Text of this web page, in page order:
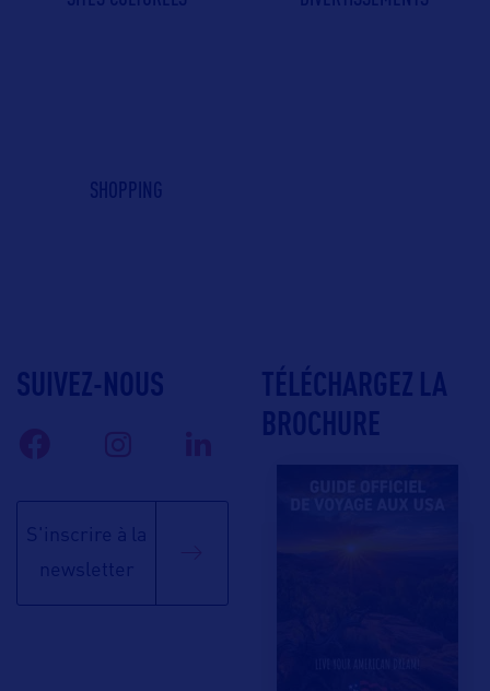
SHOPPING
SUIVEZ-NOUS
S'inscrire à la
newsletter
TÉLÉCHARGEZ LA
BROCHURE